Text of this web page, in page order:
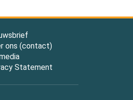
ons (contact)
Statement